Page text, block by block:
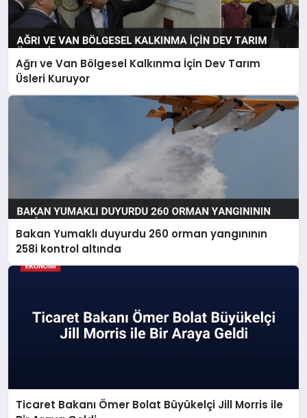
Ağrı ve Van Bölgesel Kalkınma İçin Dev Tarım
Üsleri Kuruyor
Bakan Yumaklı duyurdu 260 orman yangınının
258i kontrol altında
Ticaret Bakanı Ömer Bolat Büyükelçi Jill Morris ile